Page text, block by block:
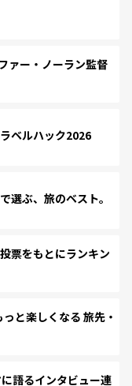
ァー・ノーラン監督
ベルハック2026
ぶ、旅のベスト。
票をもとにランキン
と楽しくなる 旅先・
語るインタビュー連